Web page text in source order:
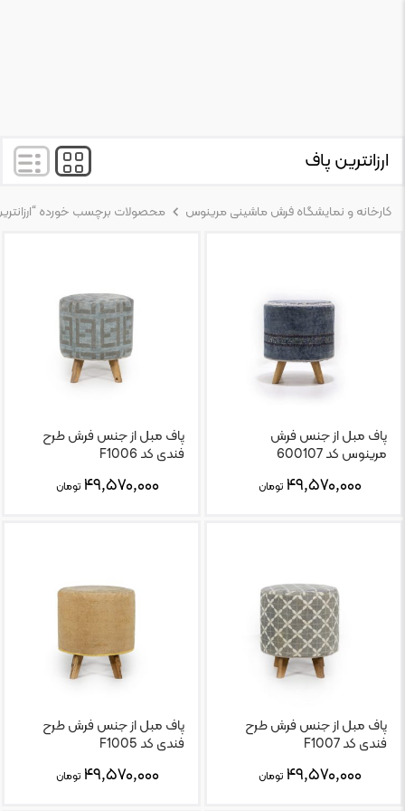
ارزانترین پاف
کارخانه و نمایشگاه فرش ماشینی مرینوس محصولات برچسب خورده
پاف مبل از جنس فرش
مرینوس کد 600107
۴۹,۵۷۰,۰۰۰ تومان
پاف مبل از جنس فرش طرح
فندی کد F1006
۴۹,۵۷۰,۰۰۰ تومان
پاف مبل از جنس فرش طرح
فندی کد F1007
۴۹,۵۷۰,۰۰۰ تومان
پاف مبل از جنس فرش طرح
فندی کد F1005
۴۹,۵۷۰,۰۰۰ تومان